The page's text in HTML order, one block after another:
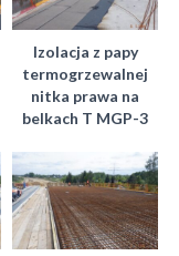
Izolacja z papy
termogrzewalnej
nitka prawa na
belkach T MGP-3